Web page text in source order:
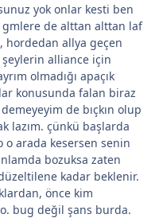
yok onlar kesti ben
gmlere de alttan alttan laf
hordedan allya geçen
şeylerin alliance için
olmadığı apaçık
konusunda falan biraz
de bıçkın olup
lazım. çünkü başlarda
arada kesersen senin
bozuksa zaten
kadar beklenir.
önce kim
bug değil şans burda.